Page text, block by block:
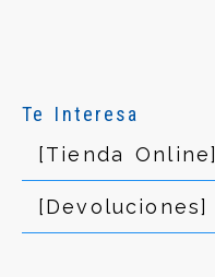
Te Interesa
[Tienda Online]
[Devoluciones]